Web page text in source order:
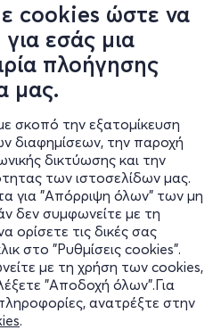
cookies ώστε να
εσάς μια
πλοήγησης
μας.
σκοπό την εξατομίκευση
διαφημίσεων, την παροχή
δικτύωσης και την
των ιστοσελίδων μας.
για "Απόρριψη όλων" των μη
δεν συμφωνείτε με τη
ορίσετε τις δικές σας
στο "Ρυθμίσεις cookies".
με τη χρήση των cookies,
"Αποδοχή όλων".Για
ανατρέξτε στην
.